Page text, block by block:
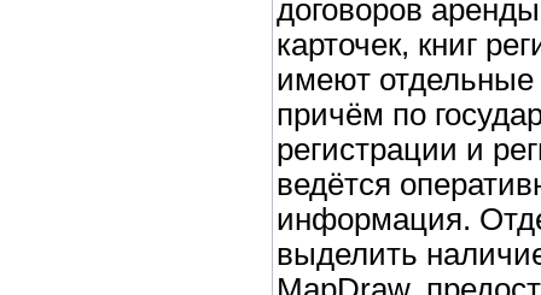
договоров
карточек, книг
имеют отдельные
причём по
регистрации и
ведётся
информация.
выделить